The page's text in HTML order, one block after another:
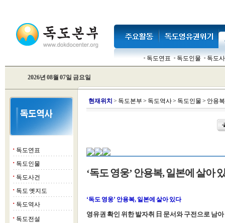
독도연표 독도인물 독도
2026년 08월 07일 금요일
■ 독도연표
■ 독도인물
■ 독도사건
■ 독도 옛지도
■ 독도역사
■ 독도전설
현재위치 > 독도본부 > 독도역사> 독도인물 > 안용복
‘독도 영웅’ 안용복, 일본에 살아
‘독도 영웅’ 안용복, 일본에 살아 있다
영유권 확인 위한 발자취 日 문서와 구전으로 남